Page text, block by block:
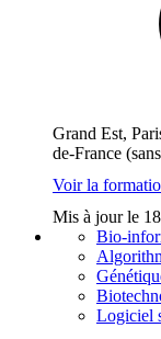
Grand Est,
de-France
Voir la
Mis à jour le
Bio-
Logiciel